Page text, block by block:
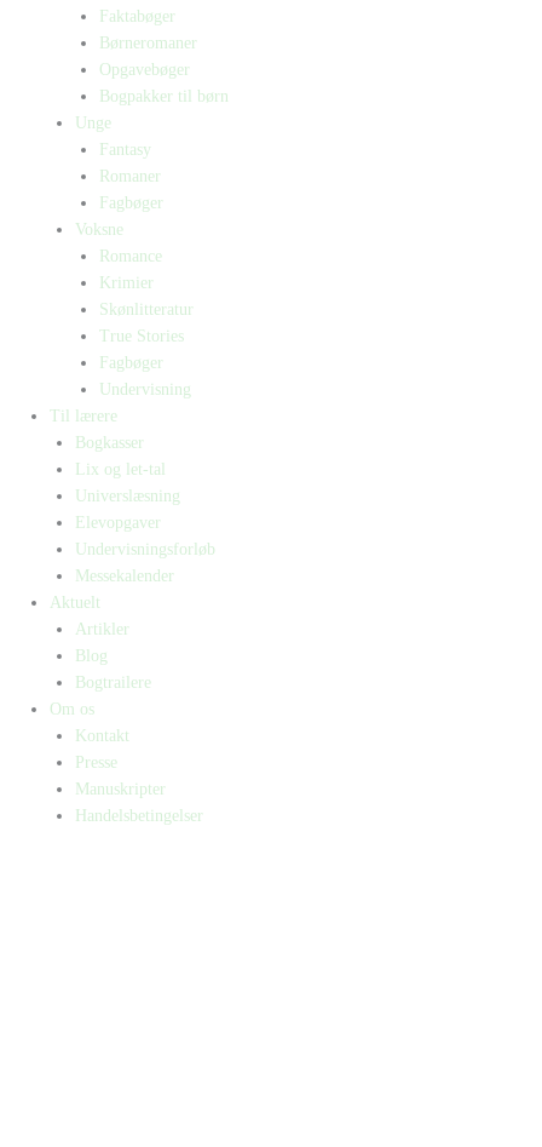
Faktabøger
Børneromaner
Opgavebøger
Bogpakker til børn
Unge
Fantasy
Romaner
Fagbøger
Voksne
Romance
Krimier
Skønlitteratur
True Stories
Fagbøger
Undervisning
Til lærere
Bogkasser
Lix og let-tal
Universlæsning
Elevopgaver
Undervisningsforløb
Messekalender
Aktuelt
Artikler
Blog
Bogtrailere
Om os
Kontakt
Presse
Manuskripter
Handelsbetingelser